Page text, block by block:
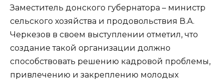
Заместитель донского губернатора – министр
сельского хозяйства и продовольствия В.А.
Черкезов в своем выступлении отметил, что
создание такой организации должно
способствовать решению кадровой проблемы,
привлечению и закреплению молодых